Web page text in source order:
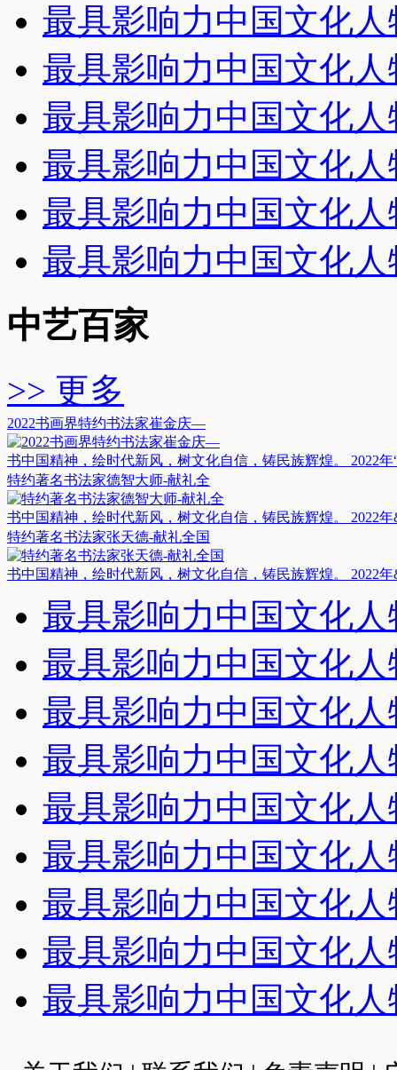
最具影响力中国文化
最具影响力中国文化
最具影响力中国文化
最具影响力中国文化
最具影响力中国文化
最具影响力中国文化
中艺百家
>> 更多
2022书画界特约书法家崔金庆—
书中国精神，绘时代新风，树文化自信，铸民族辉煌。 2022年
特约著名书法家德智大师-献礼全
书中国精神，绘时代新风，树文化自信，铸民族辉煌。 2022年
特约著名书法家张天德-献礼全国
书中国精神，绘时代新风，树文化自信，铸民族辉煌。 2022年
最具影响力中国文化
最具影响力中国文化
最具影响力中国文化
最具影响力中国文化
最具影响力中国文化
最具影响力中国文化
最具影响力中国文化
最具影响力中国文化
最具影响力中国文化